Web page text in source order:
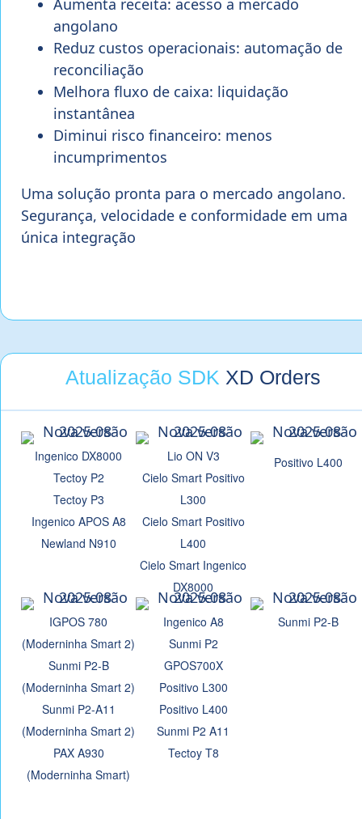
Aumenta receita: acesso a mercado
angolano
Reduz custos operacionais: automação de
reconciliação
Melhora fluxo de caixa: liquidação
instantânea
Diminui risco financeiro: menos
incumprimentos
Uma solução pronta para o mercado angolano.
Segurança, velocidade e conformidade em uma
única integração
Atualização SDK XD Orders
Ingenico DX8000
Tectoy P2
Tectoy P3
Ingenico APOS A8
Newland N910
Lio ON V3
Cielo Smart Positivo
L300
Cielo Smart Positivo
L400
Cielo Smart Ingenico
DX8000
Positivo L400
IGPOS 780
(Moderninha Smart 2)
Sunmi P2-B
(Moderninha Smart 2)
Sunmi P2-A11
(Moderninha Smart 2)
PAX A930
(Moderninha Smart)
Ingenico A8
Sunmi P2
GPOS700X
Positivo L300
Positivo L400
Sunmi P2 A11
Tectoy T8
Sunmi P2-B